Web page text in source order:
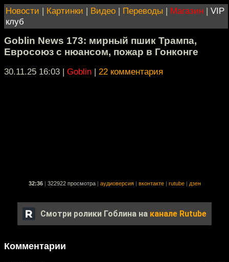
Новости | Картинки | Видео | Переводы | Магазин | VIP
клуб
Goblin News 173: мирный пшик Трампа,
Евросоюз с нюансом, пожар в Гонконге
30.11.25 16:03 | Goblin | 22 комментария
32:36 322922 просмотра аудиоверсия вконтакте rutube дзен
Смотри ролики Гоблина на канале Rutube
Комментарии